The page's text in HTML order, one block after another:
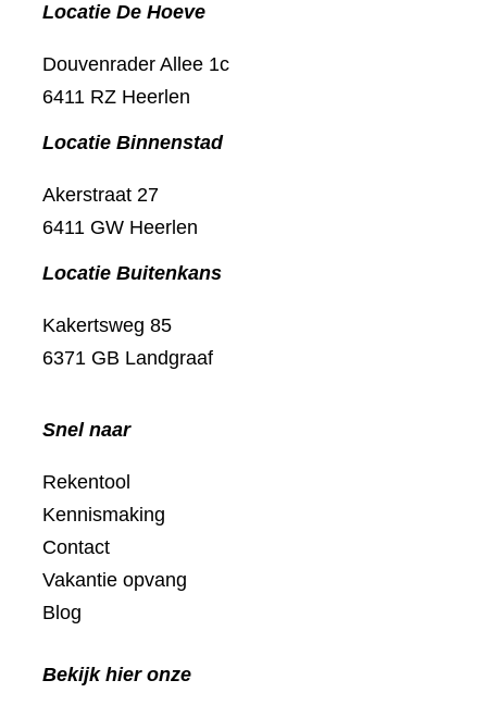
Locatie De Hoeve
Douvenrader Allee 1c
6411 RZ Heerlen
Locatie Binnenstad
Akerstraat 27
6411 GW Heerlen
Locatie Buitenkans
Kakertsweg 85
6371 GB Landgraaf
Snel naar
Rekentool
Kennismaking
Contact
Vakantie opvang
Blog
Bekijk hier onze